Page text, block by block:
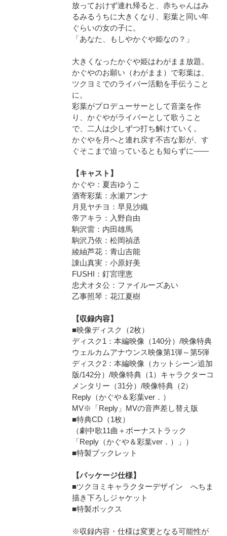
放っておけず連れ帰ると、赤ちゃんはみ
るみるうちに大きくなり、彩葉と同い年
ぐらいの女の子に。
「あなた、もしやかぐや姫なの？」
大きくなったかぐや姫はわがまま放題。
かぐやのお願い（わがまま）で彩葉は、
ツクヨミでのライバー活動を手伝うこと
に。
彩葉がプロデューサーとして音楽を作
り、かぐやがライバーとして歌うこと
で、二人は少しずつ打ち解けていく。
かぐやを月へと連れ戻す不吉な影が、す
ぐそこまで迫っているとも知らずに――
【キャスト】
かぐや：夏吉ゆうこ
酒寄彩葉：永瀬アンナ
月見ヤチヨ：早見沙織
帝アキラ：入野自由
駒沢雷：内田雄馬
駒沢乃依：松岡禎丞
綾紬芦花：青山吉能
諌山真実：小原好美
FUSHI：釘宮理恵
忠犬オタ公：ファイルーズあい
乙事照琴：花江夏樹
【収録内容】
■映像ディスク（2枚）
ディスク1：本編映像（140分）/映像特典
ウェルカムアナウンス映像第1弾～第5弾
ディスク2：本編映像（カットシーン追加
版/142分）/映像特典（1）キャラクターコ
メンタリー（31分）/映像特典（2）
Reply（かぐや＆彩葉ver．）
MV※「Reply」MVの音声差し替え版
■特典CD（1枚）
（劇中歌11曲＋ボーナストラック
「Reply（かぐや＆彩葉ver．）」）
■特製ブックレット
【パッケージ仕様】
■ツクヨミキャラクターデザイン へちま
描き下ろしジャケット
■特製ボックス
※収録内容・仕様は変更となる可能性が